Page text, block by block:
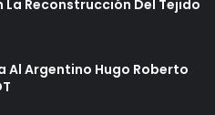
Reconstrucción Del Tejido
Argentino Hugo Roberto